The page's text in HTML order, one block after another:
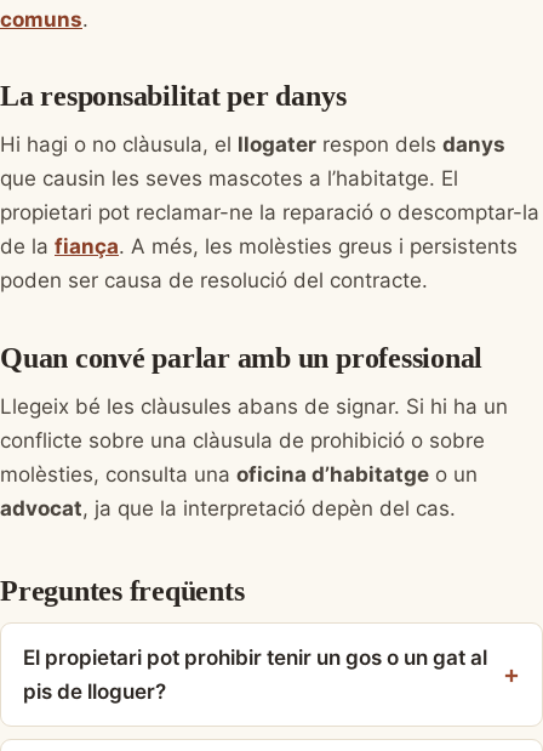
comuns.
La responsabilitat per danys
Hi hagi o no clàusula, el llogater respon dels danys
que causin les seves mascotes a l’habitatge. El
propietari pot reclamar-ne la reparació o descomptar-la
de la fiança. A més, les molèsties greus i persistents
poden ser causa de resolució del contracte.
Quan convé parlar amb un professional
Llegeix bé les clàusules abans de signar. Si hi ha un
conflicte sobre una clàusula de prohibició o sobre
molèsties, consulta una oficina d’habitatge o un
advocat, ja que la interpretació depèn del cas.
Preguntes freqüents
El propietari pot prohibir tenir un gos o un gat al
pis de lloguer?